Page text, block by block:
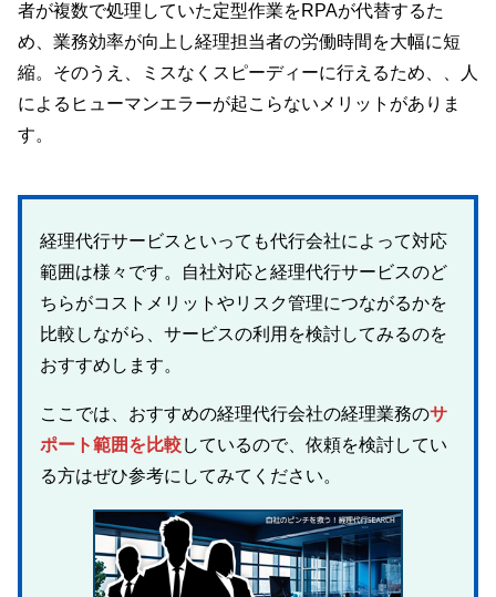
者が複数で処理していた定型作業をRPAが代替するた
め、業務効率が向上し経理担当者の労働時間を大幅に短
縮。そのうえ、ミスなくスピーディーに行えるため、、人
によるヒューマンエラーが起こらないメリットがありま
す。
経理代行サービスといっても代行会社によって対応
範囲は様々です。自社対応と経理代行サービスのど
ちらがコストメリットやリスク管理につながるかを
比較しながら、サービスの利用を検討してみるのを
おすすめします。
ここでは、おすすめの経理代行会社の経理業務のサ
ポート範囲を比較しているので、依頼を検討してい
る方はぜひ参考にしてみてください。